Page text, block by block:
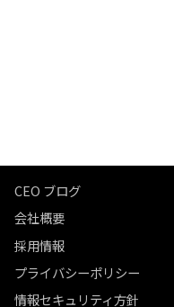
CEO ブログ
会社概要
採用情報
プライバシーポリシー
情報セキュリティ方針